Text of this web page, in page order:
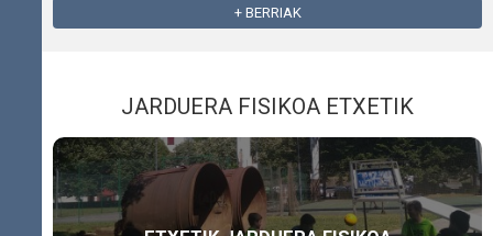
+ BERRIAK
JARDUERA FISIKOA ETXETIK